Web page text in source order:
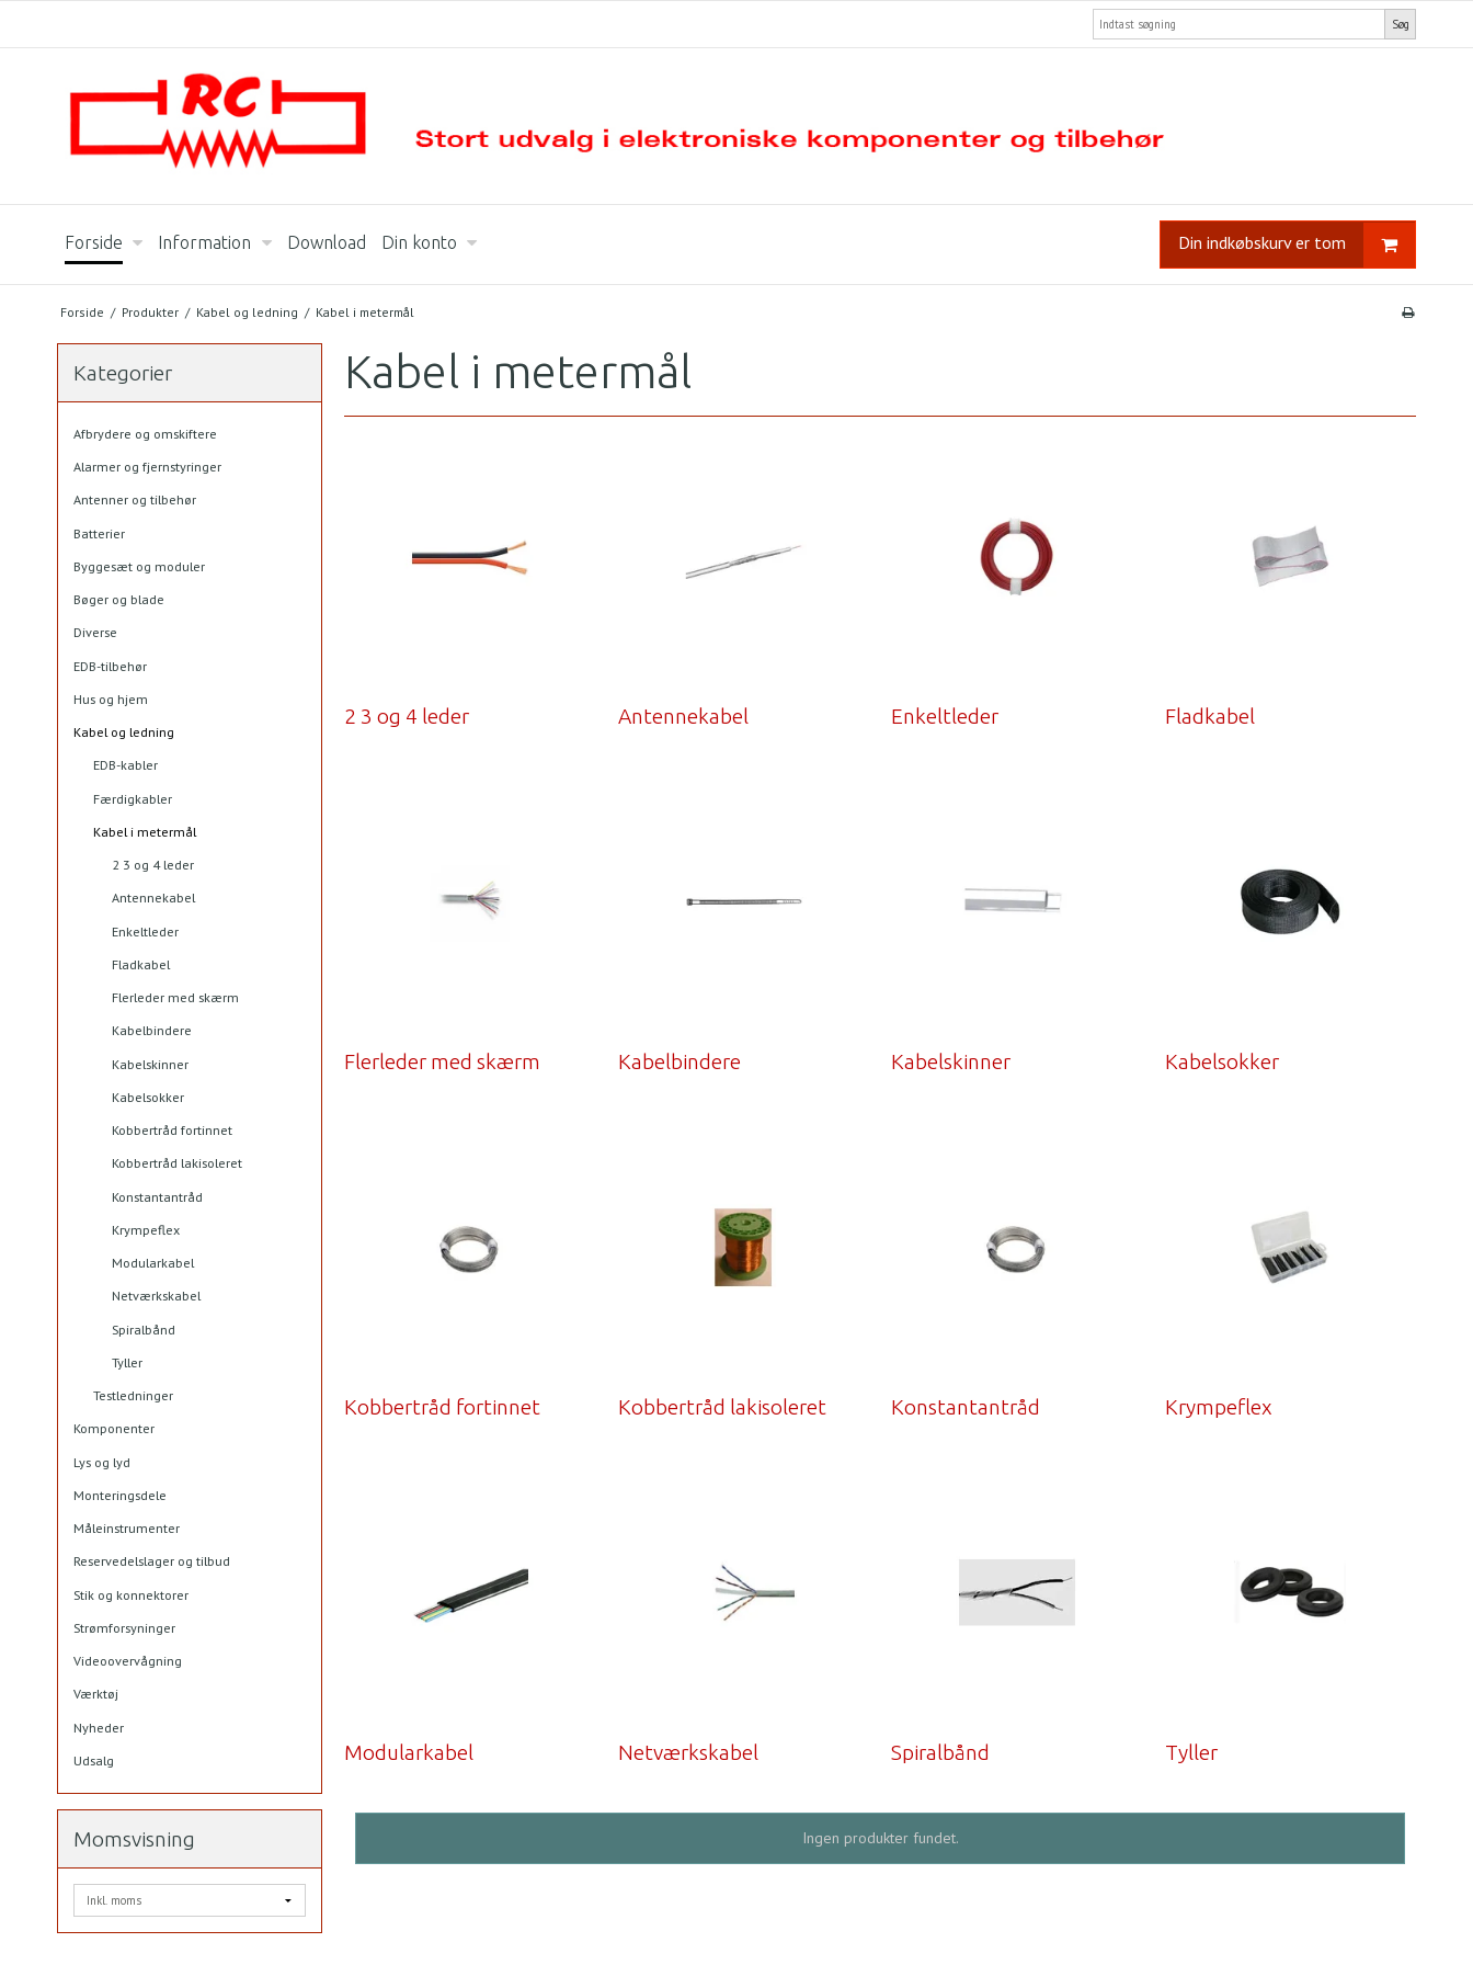
Søg
Forside Information Download Din konto Din indkøbskurv er tom
Forside / Produkter / Kabel og ledning / Kabel i metermål
Kategorier
Afbrydere og omskiftere
Alarmer og fjernstyringer
Antenner og tilbehør
Batterier
Byggesæt og moduler
Bøger og blade
Diverse
EDB-tilbehør
Hus og hjem
Kabel og ledning
EDB-kabler
Færdigkabler
Kabel i metermål
2 3 og 4 leder
Antennekabel
Enkeltleder
Fladkabel
Flerleder med skærm
Kabelbindere
Kabelskinner
Kabelsokker
Kobbertråd fortinnet
Kobbertråd lakisoleret
Konstantantråd
Krympeflex
Modularkabel
Netværkskabel
Spiralbånd
Tyller
Testledninger
Komponenter
Lys og lyd
Monteringsdele
Måleinstrumenter
Reservedelslager og tilbud
Stik og konnektorer
Strømforsyninger
Videoovervågning
Værktøj
Nyheder
Udsalg
Momsvisning
Kabel i metermål
2 3 og 4 leder Antennekabel Enkeltleder Fladkabel
Flerleder med skærm Kabelbindere Kabelskinner Kabelsokker
Kobbertråd fortinnet Kobbertråd lakisoleret Konstantantråd Krympeflex
Modularkabel Netværkskabel Spiralbånd Tyller
Ingen produkter fundet.